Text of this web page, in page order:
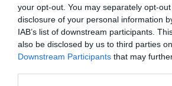
your opt-out. You may separately opt-
disclosure of your personal information
IAB’s list of downstream participants.
also be disclosed by us to third parties
Downstream Participants that may
Waterpik.
AñadirEl Farmacéuticocomo
de Google de forma gratuita
Mantente informado con las últimas
ACTIVAR AHORA